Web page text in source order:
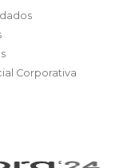
Corporativa